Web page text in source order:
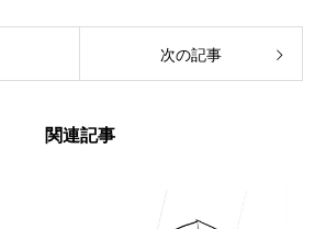
次の記事
関連記事